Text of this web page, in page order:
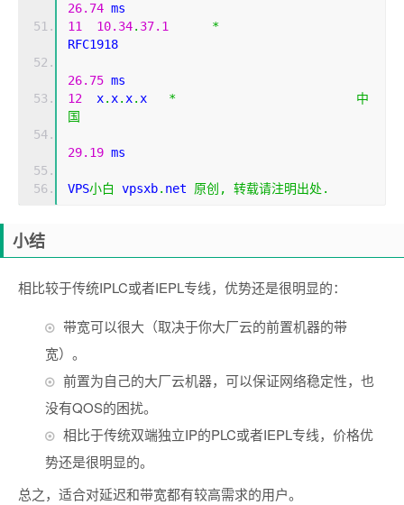
26.74 ms
11
10.34. 37.1
*
RFC1918
26.75 ms
12
  x
. x. x. x *
中
国
29.19 ms
VPS小白 vpsxb. net 原创, 转载请注明出处.
小结
相比较于传统IPLC或者IEPL专线，优势还是很明显的：
带宽可以很大（取决于你大厂云的前置机器的带
宽）。
前置为自己的大厂云机器，可以保证网络稳定性，也
没有QOS的困扰。
相比于传统双端独立IP的PLC或者IEPL专线，价格优
势还是很明显的。
总之，适合对延迟和带宽都有较高需求的用户。